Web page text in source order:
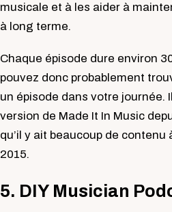
musicale et à les aider à
à long terme.
Chaque épisode dure environ
pouvez donc probablement
un épisode dans votre journée.
version de Made It In Music
qu’il y ait beaucoup de
2015.
5. DIY Musician